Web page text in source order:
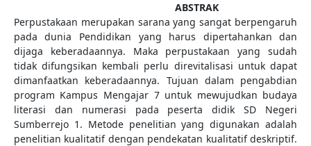
ABSTRAK
Perpustakaan merupakan sarana yang sangat berpengaruh
pada dunia Pendidikan yang harus dipertahankan dan
dijaga keberadaannya. Maka perpustakaan yang sudah
tidak difungsikan kembali perlu direvitalisasi untuk dapat
dimanfaatkan keberadaannya. Tujuan dalam pengabdian
program Kampus Mengajar 7 untuk mewujudkan budaya
literasi dan numerasi pada peserta didik SD Negeri
Sumberrejo 1. Metode penelitian yang digunakan adalah
penelitian kualitatif dengan pendekatan kualitatif deskriptif.